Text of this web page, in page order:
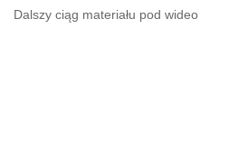
Dalszy ciąg materiału pod wideo